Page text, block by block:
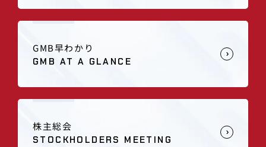
GMB早わかり
GMB AT A GLANCE
株主総会
STOCKHOLDERS MEETING